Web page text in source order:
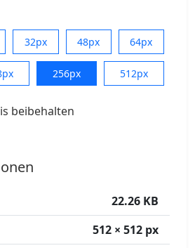
32px 48px 64px
256px 512px
beibehalten
22.26 KB
512 × 512 px